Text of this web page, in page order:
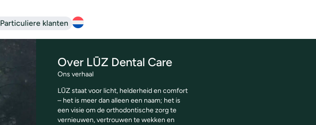
Particuliere klanten
Over LŪZ Dental Care
Ons verhaal
LŪZ staat voor licht, helderheid en comfort
– het is meer dan alleen een naam; het is
een visie om de orthodontische zorg te
vernieuwen, vertrouwen te wekken en